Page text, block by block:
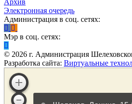
Электронная очередь
Администрация в соц. сетях:
Мэр в соц. сетях:
© 2026 г. Администрация
Разработка сайта: Виртуальные